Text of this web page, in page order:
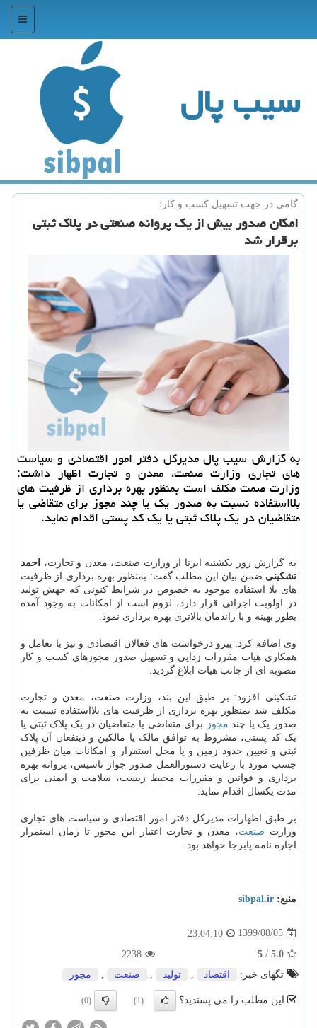
منو
سیب پال
گامی در جهت تسهیل كسب و كار؛
امكان صدور بیش از یك پروانه صنعتی در پلاك ثبتی
برقرار شد
به گزارش سیب پال مدیركل دفتر امور اقتصادی و سیاست
های تجاری وزارت صنعت، معدن و تجارت اظهار داشت:
وزارت صمت مكلف است بمنظور بهره برداری از ظرفیت های
بلااستفاده نسبت به صدور یك یا چند مجوز برای متقاضی یا
متقاضیان در یك پلاك ثبتی یا یك كد پستی اقدام نماید.
به گزارش روز یکشنبه ایرنا از وزارت صنعت، معدن و تجارت،
احمد
تشکینی ضمن بیان این مطلب گفت: بمنظور بهره برداری از ظرفیت
های بلا استفاده موجود به خصوص در شرایط کنونی که جهش تولید
در اولویت اجرائی قرار دارد، لزوم است از امکانات به وجود آمده
بطور بهینه و با راندمان بالاتری بهره برداری نمود.
وی اضافه کرد: پیرو درخواست های فعالان اقتصادی و نیز با تعامل و
همکاری هیات مقررات زدایی و تسهیل صدور مجوزهای کسب و کار
مصوبه ای از جانب هیات ابلاغ گردید.
تشکینی افزود: بر طبق این بند، وزارت صنعت، معدن و تجارت
مکلف شد بمنظور بهره برداری از ظرفیت های بلااستفاده نسبت به
صدور یک یا چند مجوز
برای متقاضی یا متقاضیان در یک پلاک ثبتی یا
یک کد پستی، مشروط به توافق مالک یا مالکین و ذینفعان آن پلاک
ثبتی و تعیین حدود زمین و یا محل استقرار و امکانات میان ظرفین
جسب مورد با رعایت دستورالعمل صدور جواز تاسیس، پروانه بهره
برداری و قوانین و مقررات محیط زیست، سلامت و ایمنی برای
مدت یکسال اقدام نماید.
بر طبق اظهارات مدیرکل دفتر امور اقتصادی و سیاست های تجاری
وزارت صنعت، معدن و تجارت اعتبار این مجوز تا زمان استمرار
اجاره نامه پابرجا خواهد بود.
منبع: sibpal.ir
1399/08/05
23:04:10
5.0
/
5
2238
تگهای خبر:
اقتصاد تولید صنعت مجوز
این مطلب را می پسندید؟ (1)
(0)